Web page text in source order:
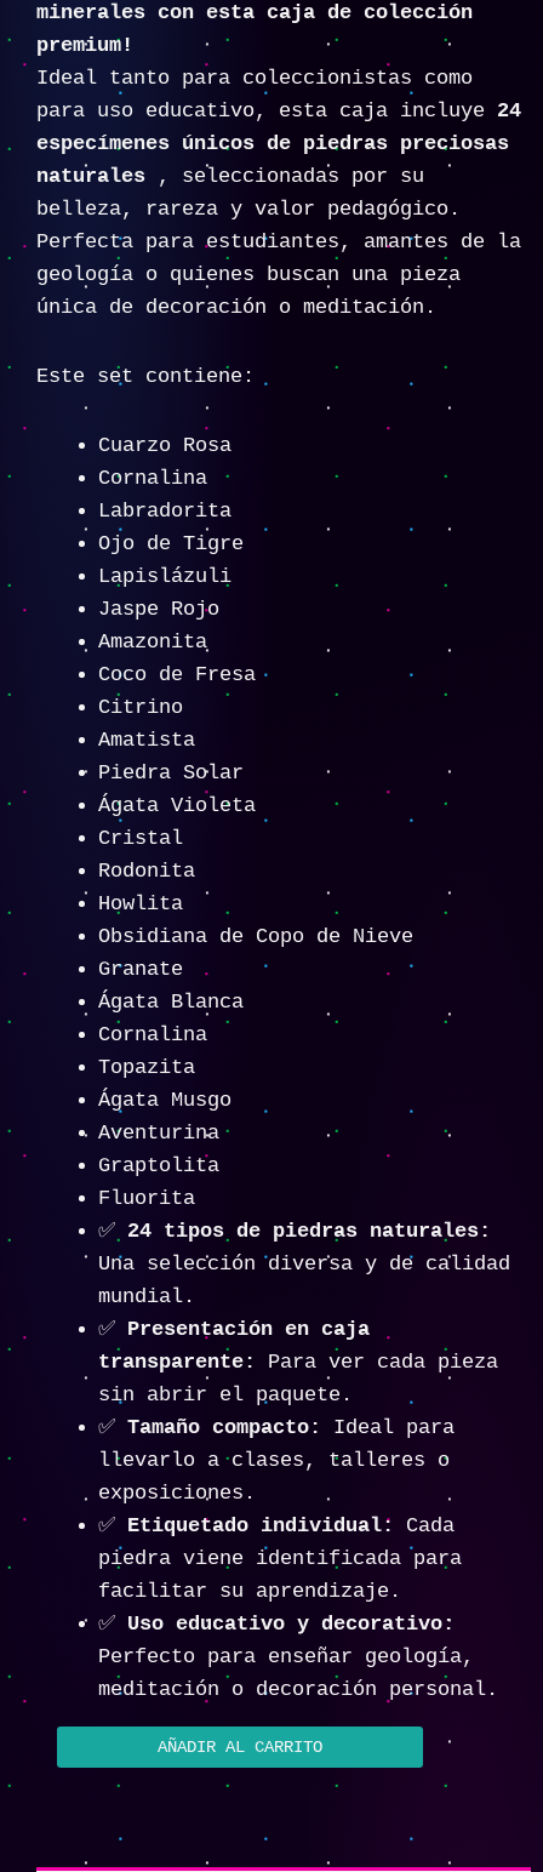
minerales con esta caja de colección
premium!
Ideal tanto para coleccionistas como
para uso educativo, esta caja incluye 24
especímenes únicos de piedras preciosas
naturales
, seleccionadas por su
belleza, rareza y valor pedagógico.
Perfecta para estudiantes, amantes de la
geología o quienes buscan una pieza
única de decoración o meditación.
Este set contiene:
Cuarzo Rosa
Cornalina
Labradorita
Ojo de Tigre
Lapislázuli
Jaspe Rojo
Amazonita
Coco de Fresa
Citrino
Amatista
Piedra Solar
Ágata Violeta
Cristal
Rodonita
Howlita
Obsidiana de Copo de Nieve
Granate
Ágata Blanca
Cornalina
Topazita
Ágata Musgo
Aventurina
Graptolita
Fluorita
✅ 24 tipos de piedras naturales:
Una selección diversa y de calidad
mundial.
✅ Presentación en caja
transparente: Para ver cada pieza
sin abrir el paquete.
✅ Tamaño compacto: Ideal para
llevarlo a clases, talleres o
exposiciones.
✅ Etiquetado individual: Cada
piedra viene identificada para
facilitar su aprendizaje.
✅ Uso educativo y decorativo:
Perfecto para enseñar geología,
meditación o decoración personal.
AÑADIR AL CARRITO